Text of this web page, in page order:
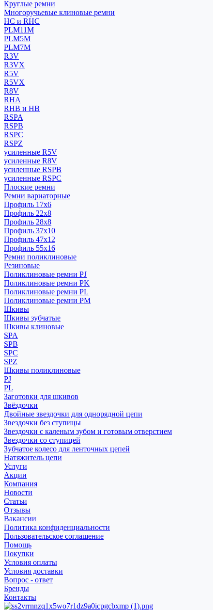
Круглые ремни
Многоручьевые клиновые ремни
HC и RHC
PLM11M
PLM5M
PLM7M
R3V
R3VX
R5V
R5VX
R8V
RHA
RHB и HB
RSPA
RSPB
RSPC
RSPZ
усиленные R5V
усиленные R8V
усиленные RSPB
усиленные RSPC
Плоские ремни
Ремни вариаторные
Профиль 17x6
Профиль 22x8
Профиль 28x8
Профиль 37x10
Профиль 47x12
Профиль 55x16
Ремни поликлиновые
Резиновые
Поликлиновые ремни PJ
Поликлиновые ремни PK
Поликлиновые ремни PL
Поликлиновые ремни PM
Шкивы
Шкивы зубчатые
Шкивы клиновые
SPA
SPB
SPC
SPZ
Шкивы поликлиновые
PJ
PL
Заготовки для шкивов
Звёздочки
Двойные звездочки для однорядной цепи
Звездочки без ступицы
Звездочки с каленым зубом и готовым отверстием
Звездочки со ступицей
Зубчатое колесо для ленточных цепей
Натяжитель цепи
Услуги
Акции
Компания
Новости
Статьи
Отзывы
Вакансии
Политика конфиденциальности
Пользовательское соглашение
Помощь
Покупки
Условия оплаты
Условия доставки
Вопрос - ответ
Бренды
Контакты